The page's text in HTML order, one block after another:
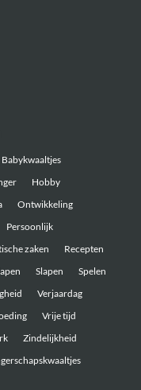
Babykwaaltjes
Hobby
Ontwikkeling
Persoonlijk
zaken
Recepten
Slapen
Spelen
Verjaardag
Vrije tijd
Zindelijkheid